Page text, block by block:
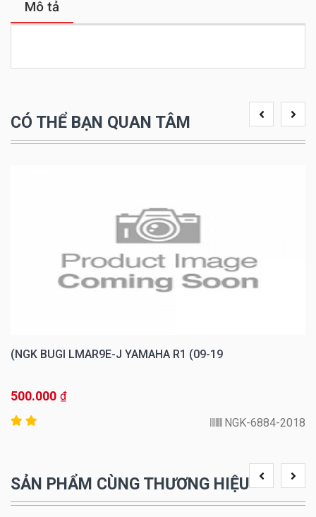
Mô tả
CÓ THỂ BẠN QUAN TÂM
NGK BUGI LMAR9E-J YAMAHA R1 (09-19)
500.000 ₫
NGK-6884-2018
SẢN PHẨM CÙNG THƯƠNG HIỆU